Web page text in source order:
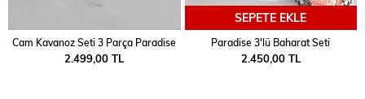
Cam Kavanoz Seti 3 Parça Paradise
2.499,00 TL
SEPETE EKLE
Paradise 3'lü Baharat Seti
2.450,00 TL